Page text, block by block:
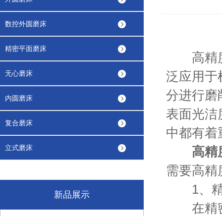
数控外圆磨床
精密平面磨床
无心磨床
内圆磨床
复合磨床
立式磨床
新品展示
高精度
泛应用于
分进行磨
表面光洁
中都有着
高精
需要高
1、精
在精密